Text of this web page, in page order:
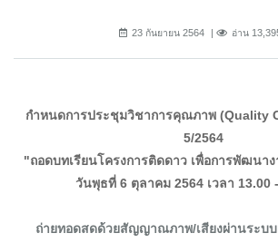
23 กันยายน 2564 อ่าน
กำหนดการประชุมวิชาการคุณภาพ (Quality
5/2564
"ถอดบทเรียนโครงการติดดาว เพื่อการพัฒนา
วันพุธที่ 6 ตุลาคม 2564 เวลา 13.00
ถ่ายทอดสดด้วยสัญญาณภาพ/เสียงผ่านระบบ